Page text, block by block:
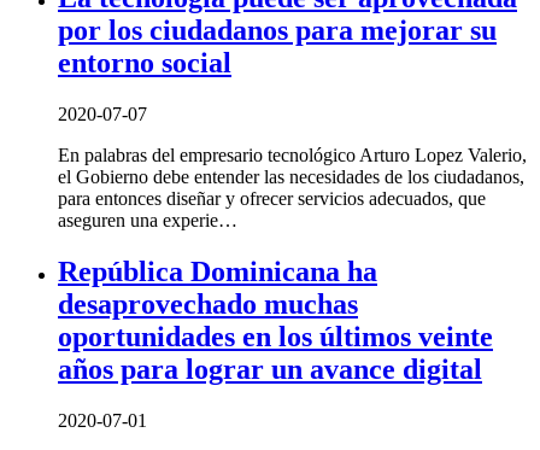
por los ciudadanos para mejorar su
entorno social
2020-07-07
En palabras del empresario tecnológico Arturo Lopez Valerio,
el Gobierno debe entender las necesidades de los ciudadanos,
para entonces diseñar y ofrecer servicios adecuados, que
aseguren una experie…
República Dominicana ha
desaprovechado muchas
oportunidades en los últimos veinte
años para lograr un avance digital
2020-07-01